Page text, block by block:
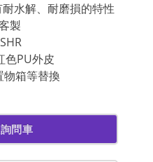
水解、耐磨損的特性
製
色PU外皮
物箱等替換
問車